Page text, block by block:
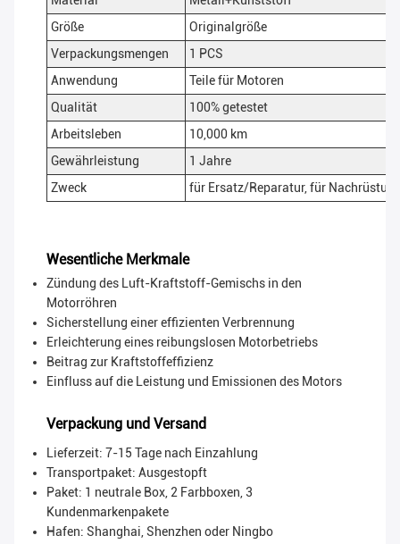
Größe
Originalgröße
Verpackungsmengen
1 PCS
Anwendung
Teile für Motoren
Qualität
100% getestet
Arbeitsleben
10,000 km
Gewährleistung
1 Jahre
Zweck
für Ersatz/Reparatur, für
Wesentliche Merkmale
Zündung des Luft-Kraftstoff-Gemischs in den
Motorröhren
Sicherstellung einer effizienten Verbrennung
Erleichterung eines reibungslosen Motorbetriebs
Beitrag zur Kraftstoffeffizienz
Einfluss auf die Leistung und Emissionen des Motors
Verpackung und Versand
Lieferzeit: 7-15 Tage nach Einzahlung
Transportpaket: Ausgestopft
Paket: 1 neutrale Box, 2 Farbboxen, 3
Kundenmarkenpakete
Hafen: Shanghai, Shenzhen oder Ningbo